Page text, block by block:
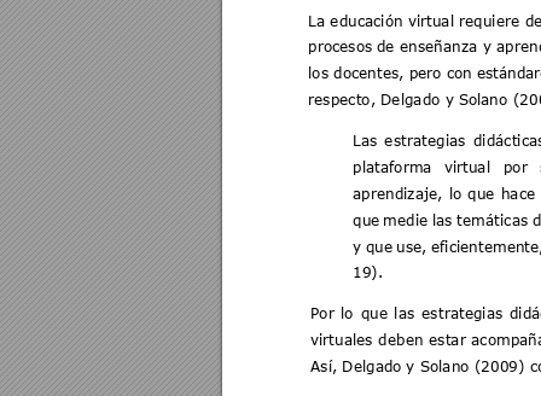
La educación virtual requiere
procesos de enseñanza y
los docentes, pero con
respecto, Delgado y So lano
Las estrategias
plataforma
virtual por
aprendizaje,
lo que hace
que medie las temáticas
y que use,
19).
Por lo que las estrategias di
virtuales deben estar
Así, Delgado y Solano (2009)